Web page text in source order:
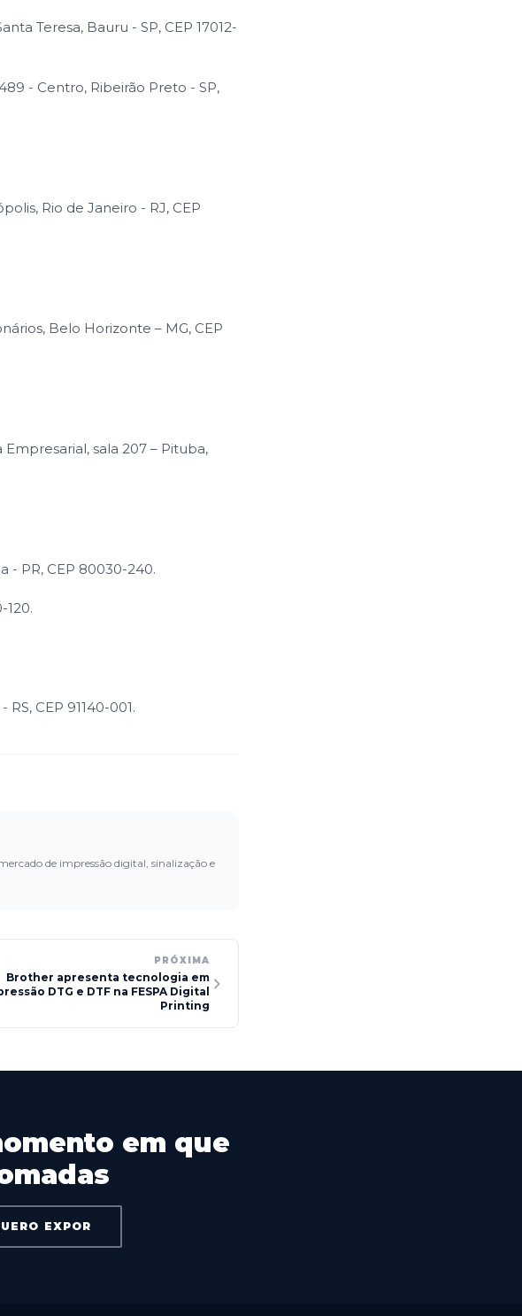
Teresa, Bauru - SP, CEP 17012-
- Centro, Ribeirão Preto - SP,
Rio de Janeiro - RJ, CEP
Belo Horizonte – MG, CEP
sala 207 – Pituba,
- PR, CEP 80030-240.
120.
CEP 91140-001.
de impressão digital, sinalização e
PRÓXIMA
Brother apresenta tecnologia em
DTG e DTF na FESPA Digital
Printing
em que
EXPOR